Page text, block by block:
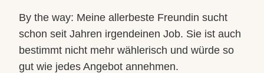
By the way: Meine allerbeste Freundin sucht
schon seit Jahren irgendeinen Job. Sie ist auch
bestimmt nicht mehr wählerisch und würde so
gut wie jedes Angebot annehmen.